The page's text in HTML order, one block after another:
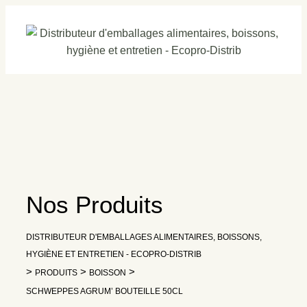
Nos Produits
DISTRIBUTEUR D'EMBALLAGES ALIMENTAIRES, BOISSONS,
HYGIÈNE ET ENTRETIEN - ECOPRO-DISTRIB
> PRODUITS > BOISSON >
SCHWEPPES AGRUM’ BOUTEILLE 50CL